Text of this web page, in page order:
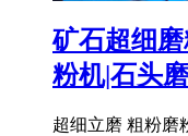
矿石超细
粉机|石头
超细立磨 粗粉磨